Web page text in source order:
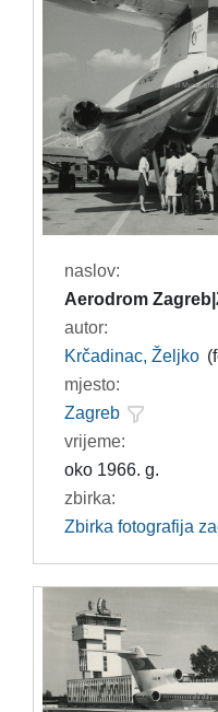
naslov:
Aerodrom
autor:
Krčadinac, Željko
mjesto:
Zagreb
vrijeme:
oko 1966. g.
zbirka:
Zbirka fotografija